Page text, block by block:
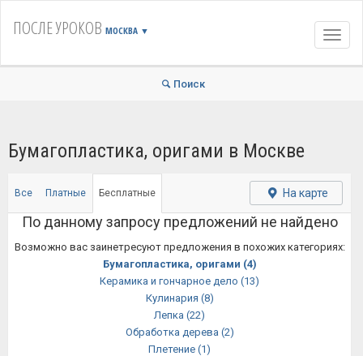
ПОСЛЕ УРОКОВ МОСКВА ▼
Поиск
Бумагопластика, оригами в Москве
Все Платные Бесплатные На карте
По данному запросу предложений не найдено
Возможно вас заинетресуют предложения в похожих категориях:
Бумагопластика, оригами (4)
Керамика и гончарное дело (13)
Кулинария (8)
Лепка (22)
Обработка дерева (2)
Плетение (1)